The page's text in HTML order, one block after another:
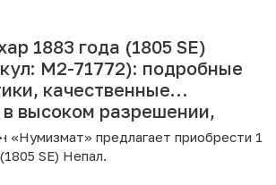
1883 года (1805 SE)
M2-71772): подробные
качественные
высоком разрешении,
«Нумизмат» предлагает приобрести 1
SE) Непал.